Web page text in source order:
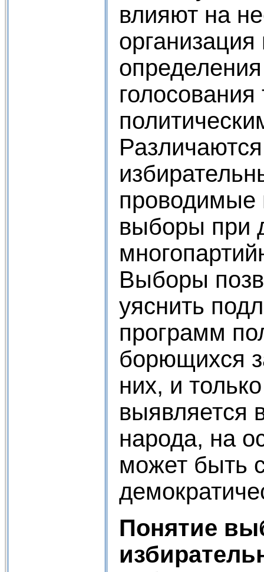
влияют на
определения
проводимые
выборы при
Выборы
уяснить
программ
борющихся
них, и
выявляется
народа, на
может быть
Понятие